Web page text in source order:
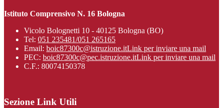
Istituto Comprensivo N. 16 Bologna
Vicolo Bolognetti 10 - 40125 Bologna (BO)
Tel: 051 235481/051 265165
Email: boic87300c@istruzione.itLink per inviare una mail
PEC: boic87300c@pec.istruzione.itLink per inviare una mail
C.F.: 80074150378
Sezione Link Utili